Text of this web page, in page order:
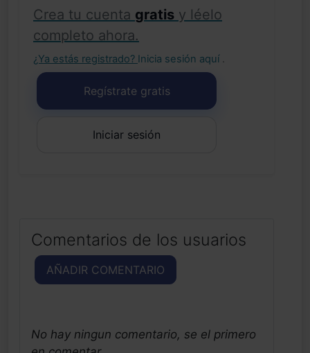
Crea tu cuenta gratis y léelo
completo ahora.
¿Ya estás registrado? Inicia sesión aquí .
Regístrate gratis
Iniciar sesión
Comentarios de los usuarios
AÑADIR COMENTARIO
No hay ningun comentario, se el primero